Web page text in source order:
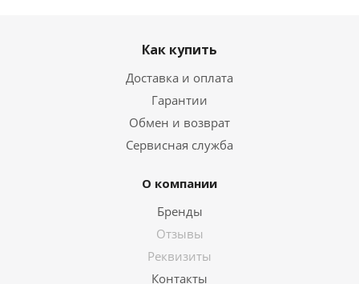
Как купить
Доставка и оплата
Гарантии
Обмен и возврат
Сервисная служба
О компании
Бренды
Отзывы
Реквизиты
Контакты